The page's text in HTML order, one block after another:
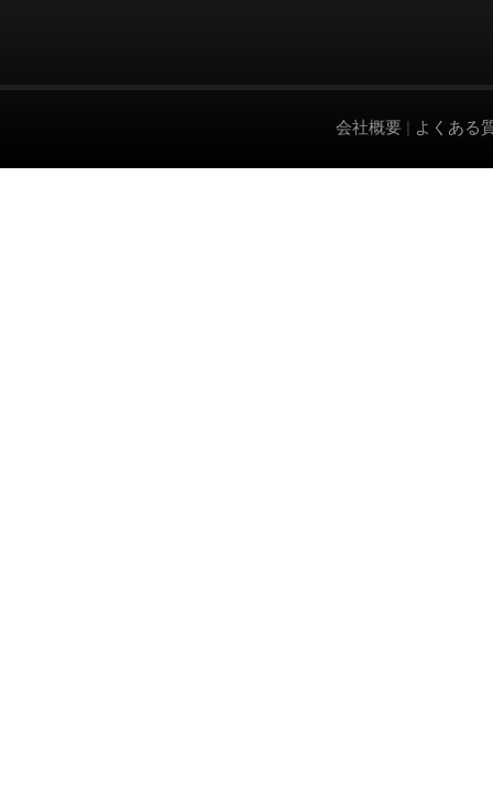
会社概要 | よくある